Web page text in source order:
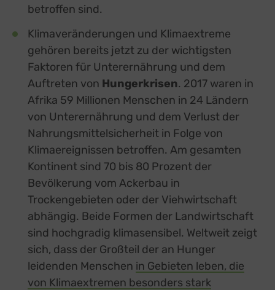
betroffen sind.
Klimaveränderungen und Klimaextreme
gehören bereits jetzt zu der wichtigsten
Faktoren für Unterernährung und dem
Auftreten von Hungerkrisen. 2017 waren in
Afrika 59 Millionen Menschen in 24 Ländern
von Unterernährung und dem Verlust der
Nahrungsmittelsicherheit in Folge von
Klimaereignissen betroffen. Am gesamten
Kontinent sind 70 bis 80 Prozent der
Bevölkerung vom Ackerbau in
Trockengebieten oder der Viehwirtschaft
abhängig. Beide Formen der Landwirtschaft
sind hochgradig klimasensibel. Weltweit zeigt
sich, dass der Großteil der an Hunger
leidenden Menschen in Gebieten leben, die
von Klimaextremen besonders stark